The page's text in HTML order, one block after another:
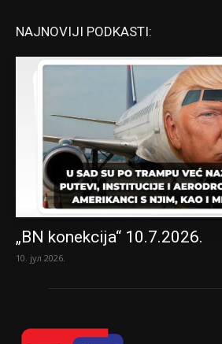
NAJNOVIJI PODKASTI:
„BN konekcija“ 10.7.2026.
10. јул 2026.